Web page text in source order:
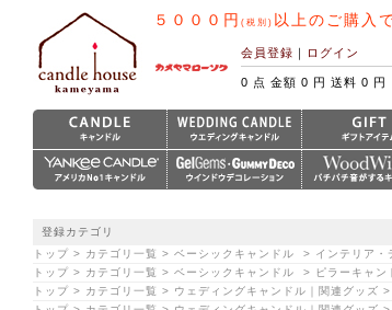
５０００円 (税別) 以上のご購入
会員登録 ｜ ログイン
0 点 金額 0 円 送料 0 円
登録カテゴリ
トップ > カテゴリ一覧 > ベーシックキャンドル > インテリア・
トップ > カテゴリ一覧 > ベーシックキャンドル > ピラーキャン
トップ > カテゴリ一覧 > ウェディングキャンドル｜関連グッズ